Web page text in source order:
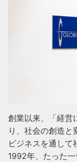
創業以来、「経営
り、社会の創造と
ビジネスを通して
1992年、たった